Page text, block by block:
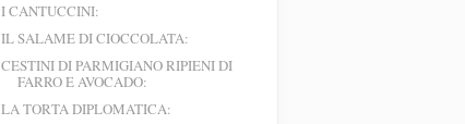
I CANTUCCINI:
IL SALAME DI CIOCCOLATA:
CESTINI DI PARMIGIANO RIPIENI DI
FARRO E AVOCADO:
LA TORTA DIPLOMATICA: